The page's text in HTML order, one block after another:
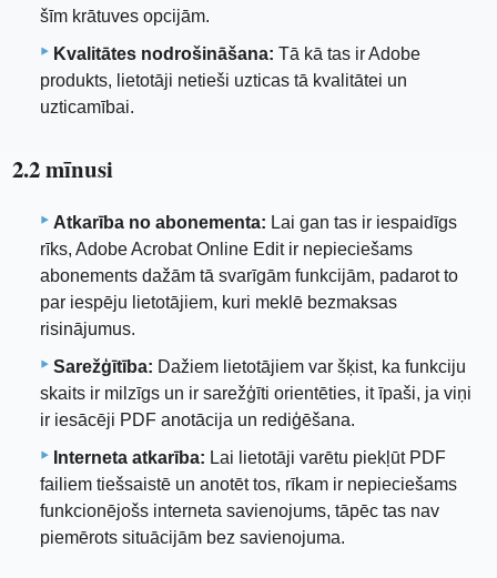
šīm krātuves opcijām.
Kvalitātes nodrošināšana: Tā kā tas ir Adobe
produkts, lietotāji netieši uzticas tā kvalitātei un
uzticamībai.
2.2 mīnusi
Atkarība no abonementa: Lai gan tas ir iespaidīgs
rīks, Adobe Acrobat Online Edit ir nepieciešams
abonements dažām tā svarīgām funkcijām, padarot to
par iespēju lietotājiem, kuri meklē bezmaksas
risinājumus.
Sarežģītība: Dažiem lietotājiem var šķist, ka funkciju
skaits ir milzīgs un ir sarežģīti orientēties, it īpaši, ja viņi
ir iesācēji PDF anotācija un rediģēšana.
Interneta atkarība: Lai lietotāji varētu piekļūt PDF
failiem tiešsaistē un anotēt tos, rīkam ir nepieciešams
funkcionējošs interneta savienojums, tāpēc tas nav
piemērots situācijām bez savienojuma.